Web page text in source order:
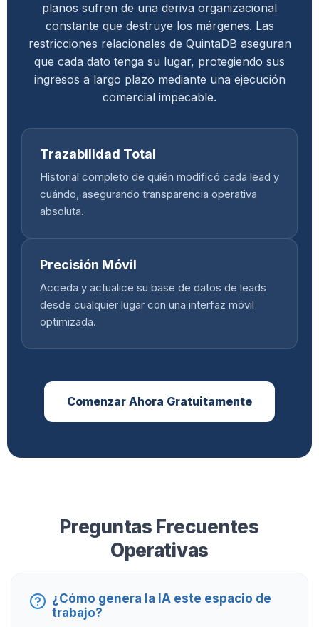
planos sufren de una deriva organizacional
constante que destruye los márgenes. Las
restricciones relacionales de QuintaDB aseguran
que cada dato tenga su lugar, protegiendo sus
ingresos a largo plazo mediante una ejecución
comercial impecable.
Trazabilidad Total
Historial completo de quién modificó cada lead y
cuándo, asegurando transparencia operativa
absoluta.
Precisión Móvil
Acceda y actualice su base de datos de leads
desde cualquier lugar con una interfaz móvil
optimizada.
Comenzar Ahora Gratuitamente
Preguntas Frecuentes
Operativas
¿Cómo genera la IA este espacio de
trabajo?